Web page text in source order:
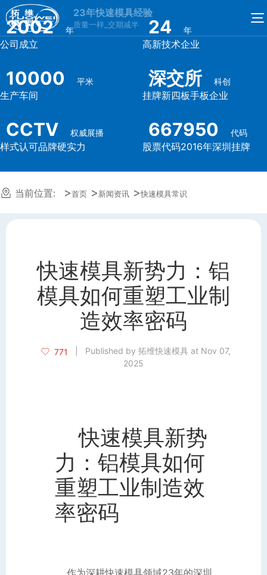
23年快速模具经验
质量一样_交期减半
2002 年
公司成立
24 年
高新技术企业
10000 平米
生产车间
深交所 科创
挂牌新四板手板企业
CCTV 权威展播
样式认可品牌硬实力
667950 代码
股票代码2016年深圳挂牌
当前位置: 首页 新闻资讯 快速模具常识
快速模具新势力：铝
模具如何重塑工业制
造效率密码
771
Published by 拓维快速模具 at Nov 07,
2025
快速模具新势
力：铝模具如何
重塑工业制造效
率密码
作为深耕快速模具领域23年的深圳